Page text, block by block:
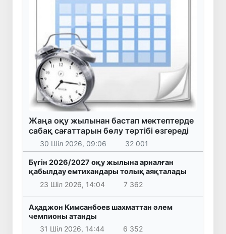
Жаңа оқу жылынан бастап мектептерде
сабақ сағаттарын бөлу тәртібі өзгереді
30 Шіл 2026, 09:06 32 001
Бүгін 2026/2027 оқу жылына арналған
қабылдау емтихандары толық аяқталады
23 Шіл 2026, 14:04
7 362
Аҳаджон Кимсанбоев шахматтан әлем
чемпионы атанды
31 Шіл 2026, 14:44
6 352